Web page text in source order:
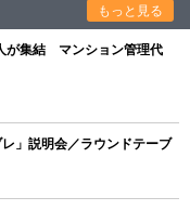
もっと見る
が集結 マンション管理代
」説明会／ラウンドテーブ